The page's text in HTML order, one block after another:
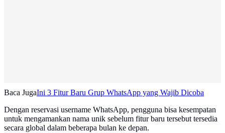
Baca JugaIni 3 Fitur Baru Grup WhatsApp yang Wajib Dicoba
Dengan reservasi username WhatsApp, pengguna bisa kesempatan
untuk mengamankan nama unik sebelum fitur baru tersebut tersedia
secara global dalam beberapa bulan ke depan.